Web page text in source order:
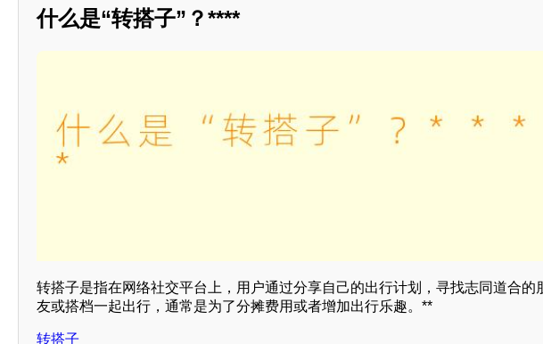
什么是“转搭子”？****
转搭子是指在网络社交平台上，用户通过分享自己的出行计划，寻找志同道合的
友或搭档一起出行，通常是为了分摊费用或者增加出行乐趣。**
转搭子